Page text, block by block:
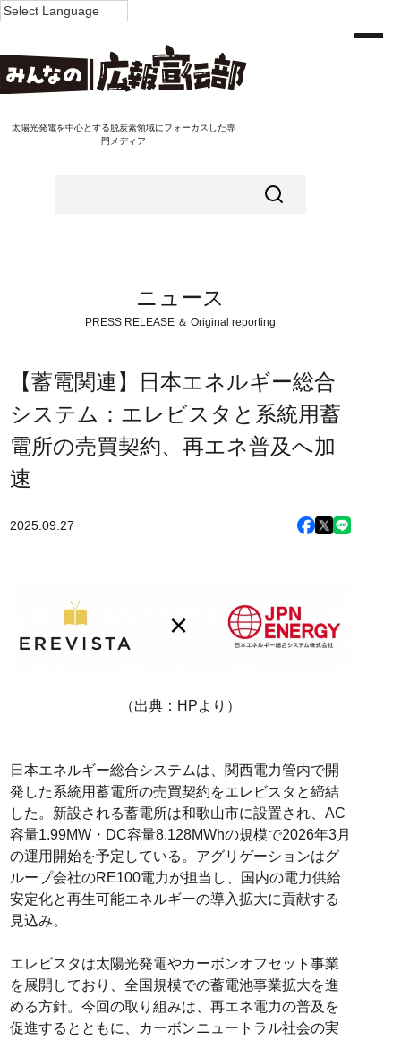
太陽光発電を中心とする脱炭素領域にフォーカスした専
門メディア
ニュース
PRESS RELEASE ＆ Original reporting
【蓄電関連】日本エネルギー総合
システム：エレビスタと系統用蓄
電所の売買契約、再エネ普及へ加
速
2025.09.27
（出典：HPより）
日本エネルギー総合システムは、関西電力管内で開
発した系統用蓄電所の売買契約をエレビスタと締結
した。新設される蓄電所は和歌山市に設置され、AC
容量1.99MW・DC容量8.128MWhの規模で2026年3月
の運用開始を予定している。アグリゲーションはグ
ループ会社のRE100電力が担当し、国内の電力供給
安定化と再生可能エネルギーの導入拡大に貢献する
見込み。
エレビスタは太陽光発電やカーボンオフセット事業
を展開しており、全国規模での蓄電池事業拡大を進
める方針。今回の取り組みは、再エネ電力の普及を
促進するとともに、カーボンニュートラル社会の実